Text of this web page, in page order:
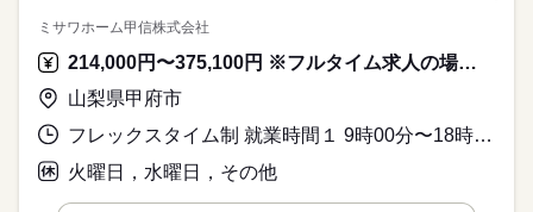
ミサワホーム甲信株式会社
214,000円〜375,100円 ※フルタイム求人の場合は月額（換算額）、パート求人の場合は時間額を表示しています。
山梨県甲府市
フレックスタイム制 就業時間１ 9時00分〜18時00分 又は 6時00分〜21時00分の時間の間の8時間程度 就業時間に関する特記事項 フレックスタイム制
火曜日，水曜日，その他